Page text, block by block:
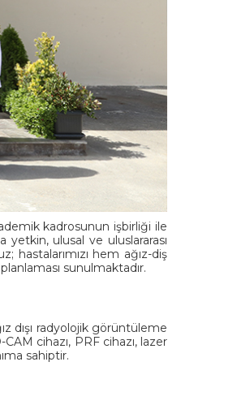
kadrosunun işbirliği ile
ulusal ve uluslararası
hem ağız-diş
sunulmaktadır.
dışı radyolojik görüntüleme
cihazı, PRF cihazı, lazer
sahiptir.